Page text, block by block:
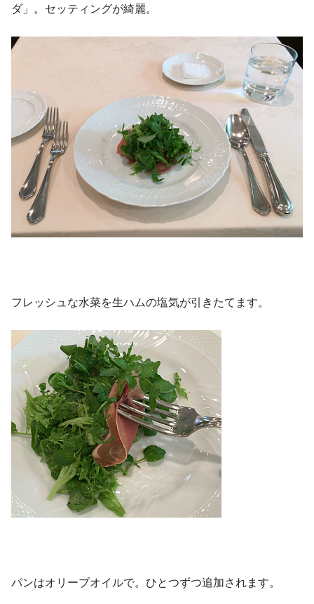
ダ」。セッティングが綺麗。
フレッシュな水菜を生ハムの塩気が引きたてます。
パンはオリーブオイルで。ひとつずつ追加されます。